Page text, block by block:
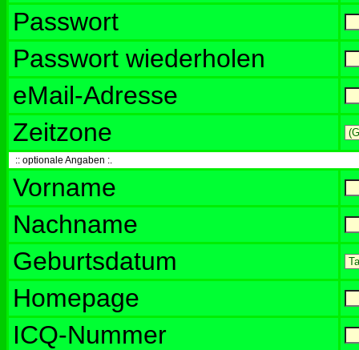
Passwort
Passwort wiederholen
eMail-Adresse
Zeitzone
:: optionale Angaben :.
Vorname
Nachname
Geburtsdatum
Homepage
ICQ-Nummer